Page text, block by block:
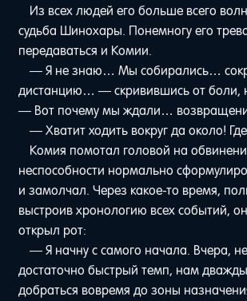
Из всех людей его больше всего
судьба Шинохары. Понемногу его
передаваться и Комии.
— Я не знаю… Мы собирались…
дистанцию… — скривившись от боли,
— Вот почему мы ждали…
— Хватит ходить вокруг да около!
Комия помотал головой на
неспособности нормально
и замолчал. Через какое-то время,
выстроив хронологию всех событий,
открыл рот:
— Я начну с самого начала. Вчера,
достаточно быстрый темп, нам
добраться вовремя до зоны